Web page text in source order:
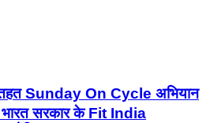
तहत Sunday On Cycle अभियान
भारत सरकार के Fit India